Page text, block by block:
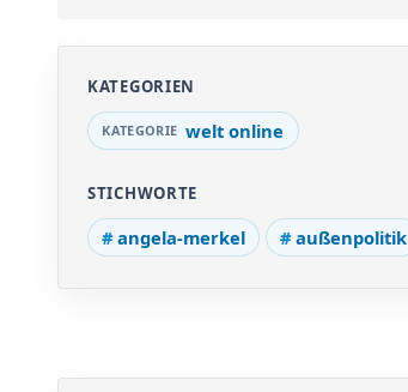
KATEGORIEN
welt online
STICHWORTE
angela-merkel außenpolitik